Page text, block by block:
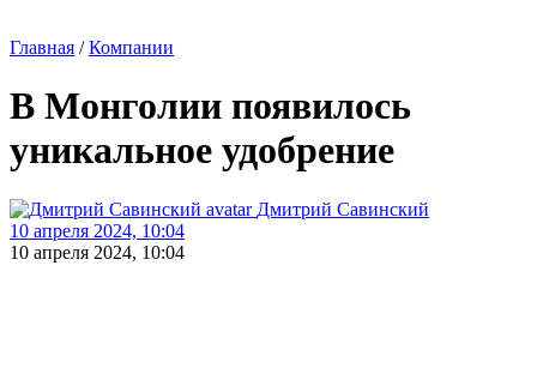
Главная /Компании
В Монголии появилось
уникальное удобрение
Дмитрий Савинский
10 апреля 2024, 10:04
10 апреля 2024, 10:04